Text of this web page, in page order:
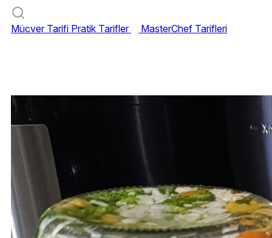
Mücver Tarifi Pratik Tarifler MasterChef Tarifleri